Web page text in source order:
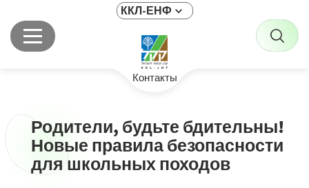
ККЛ-ЕНФ
Контакты
Родители, будьте бдительны!
Новые правила безопасности
для школьных походов